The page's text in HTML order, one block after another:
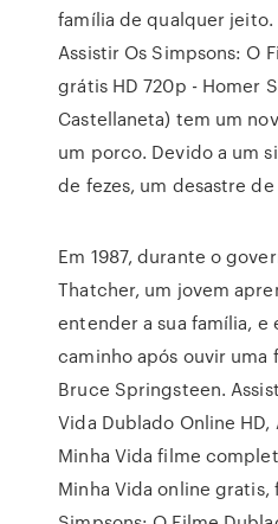
família de qualquer
Assistir Os Simpsons: O
grátis HD 720p - Homer
Castellaneta) tem um
um porco. Devido a um
de fezes, um desastre
Em 1987, durante o
Thatcher, um jovem
entender a sua família, e
caminho após ouvir uma
Bruce Springsteen.
Vida Dublado Online HD,
Minha Vida filme
Minha Vida online gratis,